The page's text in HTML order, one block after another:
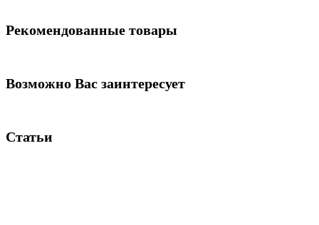
Рекомендованные товары
Возможно Вас заинтересует
Статьи